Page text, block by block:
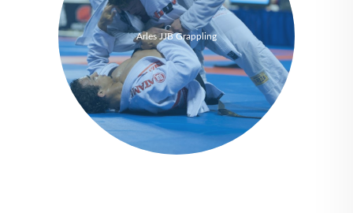
Arles JJB Grappling